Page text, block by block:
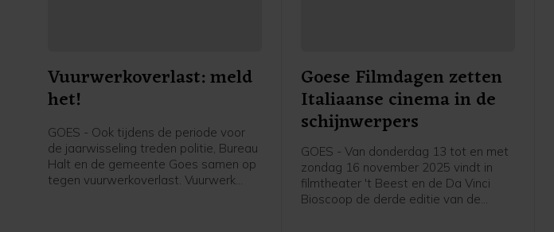
Vuurwerkoverlast: meld
het!
GOES - Ook tijdens de periode voor
de jaarwisseling treden politie, Bureau
Halt en de gemeente Goes samen op
tegen vuurwerkoverlast. Vuurwerk
Goese Filmdagen zetten
Italiaanse cinema in de
schijnwerpers
GOES - Van donderdag 13 tot en met
zondag 16 november 2025 vindt in
filmtheater 't Beest en de Da Vinci
Bioscoop de derde editie van de